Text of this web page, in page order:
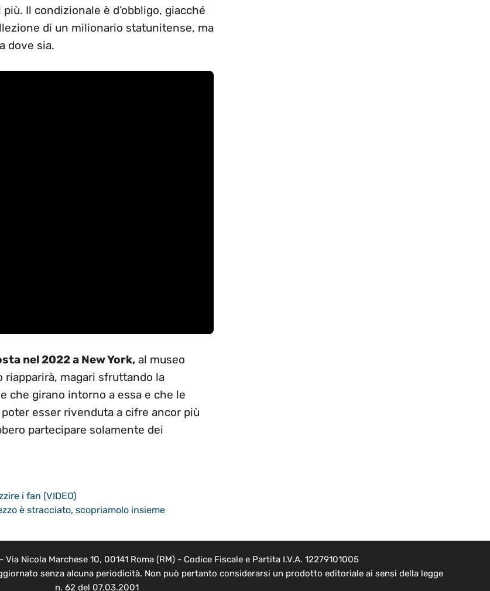
Il condizionale è d’obbligo, giacché
di un milionario statunitense, ma
dove sia.
nel 2022 a New York, al museo
magari sfruttando la
che girano intorno a essa e che le
esser rivenduta a cifre ancor più
partecipare solamente dei
i fan (VIDEO)
è stracciato, scopriamolo insieme
Nicola Marchese 10, 00141 Roma (RM) - Codice Fiscale e Partita I.V.A. 12279101005
senza alcuna periodicità. Non può pertanto considerarsi un prodotto editoriale ai sensi della legge
n. 62 del 07.03.2001